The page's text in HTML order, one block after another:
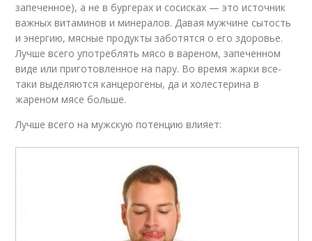
запеченное), а не в бургерах и сосисках — это источник
важных витаминов и минералов. Давая мужчине сытость
и энергию, мясные продукты заботятся о его здоровье.
Лучше всего употреблять мясо в вареном, запеченном
виде или приготовленное на пару. Во время жарки все-
таки выделяются канцерогены, да и холестерина в
жареном мясе больше.
Лучше всего на мужскую потенцию влияет: